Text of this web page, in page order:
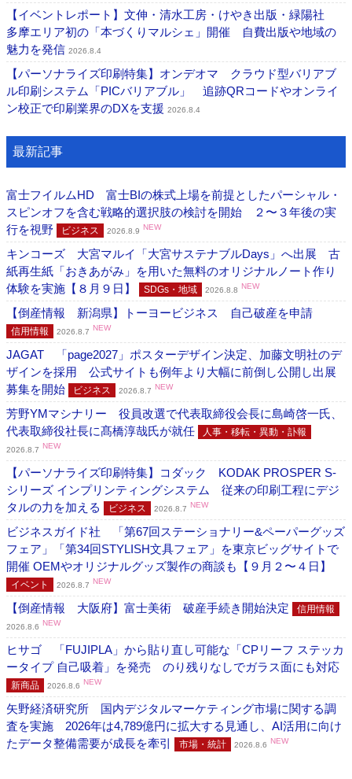
【イベントレポート】文伸・清水工房・けやき出版・緑陽社
多摩エリア初の「本づくりマルシェ」開催 自費出版や地域の
魅力を発信 2026.8.4
【パーソナライズ印刷特集】オンデオマ クラウド型バリアブ
ル印刷システム「PICバリアブル」 追跡QRコードやオンライ
ン校正で印刷業界のDXを支援 2026.8.4
最新記事
富士フイルムHD 富士BIの株式上場を前提としたパーシャル・
スピンオフを含む戦略的選択肢の検討を開始 ２〜３年後の実
行を視野
ビジネス 2026.8.9 NEW
キンコーズ 大宮マルイ「大宮サステナブルDays」へ出展 古
紙再生紙「おきあがみ」を用いた無料のオリジナルノート作り
体験を実施【８月９日】
SDGs・地域 2026.8.8 NEW
【倒産情報 新潟県】トーヨービジネス 自己破産を申請
信用情報 2026.8.7 NEW
JAGAT 「page2027」ポスターデザイン決定、加藤文明社のデ
ザインを採用 公式サイトも例年より大幅に前倒し公開し出展
募集を開始
ビジネス 2026.8.7 NEW
芳野YMマシナリー 役員改選で代表取締役会長に島崎啓一氏、
代表取締役社長に髙橋淳哉氏が就任
人事・移転・異動・訃報
2026.8.7 NEW
【パーソナライズ印刷特集】コダック KODAK PROSPER S-
シリーズ インプリンティングシステム 従来の印刷工程にデジ
タルの力を加える
ビジネス 2026.8.7 NEW
ビジネスガイド社 「第67回ステーショナリー&ペーパーグッズ
フェア」「第34回STYLISH文具フェア」を東京ビッグサイトで
開催 OEMやオリジナルグッズ製作の商談も【９月２〜４日】
イベント 2026.8.7 NEW
【倒産情報 大阪府】富士美術 破産手続き開始決定 信用情報
2026.8.6 NEW
ヒサゴ 「FUJIPLA」から貼り直し可能な「CPリーフ ステッカ
ータイプ 自己吸着」を発売 のり残りなしでガラス面にも対応
新商品 2026.8.6 NEW
矢野経済研究所 国内デジタルマーケティング市場に関する調
査を実施 2026年は4,789億円に拡大する見通し、AI活用に向け
たデータ整備需要が成長を牽引
市場・統計 2026.8.6 NEW